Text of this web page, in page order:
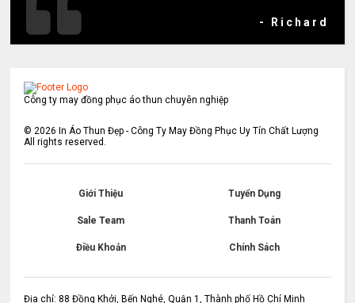
- Richard
Công ty may đồng phục áo thun chuyên nghiệp
© 2026 In Áo Thun Đẹp - Công Ty May Đồng Phục Uy Tín Chất Lượng
All rights reserved.
Giới Thiệu Tuyển Dụng
Sale Team Thanh Toán
Điều Khoản Chính Sách
Địa chỉ: 88 Đồng Khởi, Bến Nghé, Quận 1, Thành phố Hồ Chí Minh